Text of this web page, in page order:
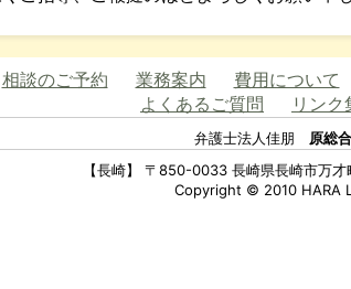
相談のご予約 業務案内 費用について
よくあるご質問
リンク
弁護士法人佳朋 原総
【長崎】 〒850-0033 長崎県長崎市
Copyright © 2010 HARA